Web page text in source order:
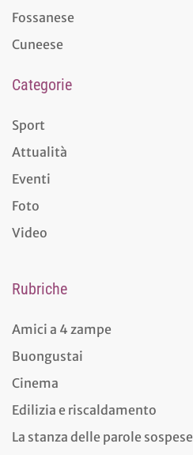
Fossanese
Cuneese
Categorie
Sport
Attualità
Eventi
Foto
Video
Rubriche
Amici a 4 zampe
Buongustai
Cinema
Edilizia e riscaldamento
La stanza delle parole sospese